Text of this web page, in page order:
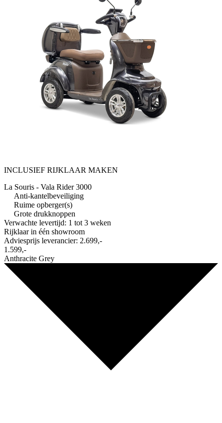
INCLUSIEF RIJKLAAR MAKEN
La Souris - Vala Rider 3000
Anti-kantelbeveiliging
Ruime opberger(s)
Grote drukknoppen
Verwachte levertijd: 1 tot 3 weken
Rijklaar in één showroom
Adviesprijs leverancier: 2.699,-
1.599,-
Anthracite Grey